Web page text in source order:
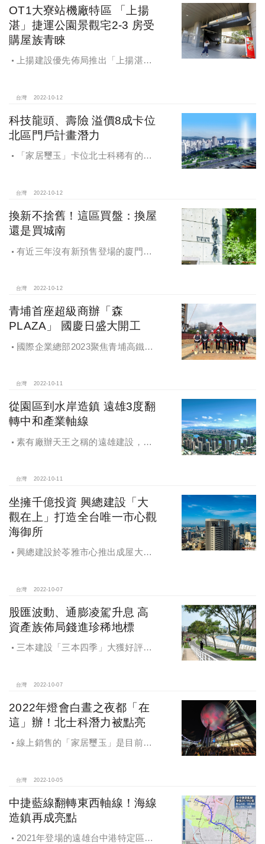
OT1大寮站機廠特區 「上揚
湛」捷運公園景觀宅2-3 房受
購屋族青睞
上揚建設優先佈局推出「上揚湛」
是區域少見捷運公園景觀宅。「上揚
棟戶數僅單純98戶，全平面車位、衛
浴皆開窗通風宜居規劃。
台灣 2022-10-12
科技龍頭、壽險 溢價8成卡位
北區門戶計畫潛力
「家居璽玉」卡位北士科稀有的萬
更首創獨幢休閒會館，規畫23米室內
台灣 2022-10-12
換新不捨舊！這區買盤：換屋
還是買城南
有近三年沒有新預售登場的廈門
210坪的危老預售案「華和淳萃」登
場。
台灣 2022-10-12
青埔首座超級商辦「森
PLAZA」 國慶日盛大開工
國際企業總部2023聚焦青埔高鐵站
台灣 2022-10-11
從園區到水岸造鎮 遠雄3度翻
轉中和產業軸線
素有廠辦天王之稱的遠雄建設，了
辦、企業總部的門面形象，產線、研
台灣 2022-10-11
坐擁千億投資 興總建設「大
觀在上」打造全台唯一市心觀
海御所
興總建設於苓雅市心推出成屋大樓
天建築，將港都山海河港美景一覽無
台灣 2022-10-07
股匯波動、通膨凌駕升息 高
資產族佈局錢進珍稀地標
三本建設「三本四季」大獲好評、
案由亞洲建築大師姚仁喜主理，植入
打造以人文、品味交織的都會地景，
為小檜溪勾勒出傲人天際線。
台灣 2022-10-07
2022年燈會白晝之夜都「在
這」辦！北士科潛力被點亮
線上銷售的「家居璽玉」是目前唯
型。銷售人員透露，76坪悉數完銷，
台灣 2022-10-05
中捷藍線翻轉東西軸線！海線
造鎮再成亮點
2021年登場的遠雄台中港特定區造